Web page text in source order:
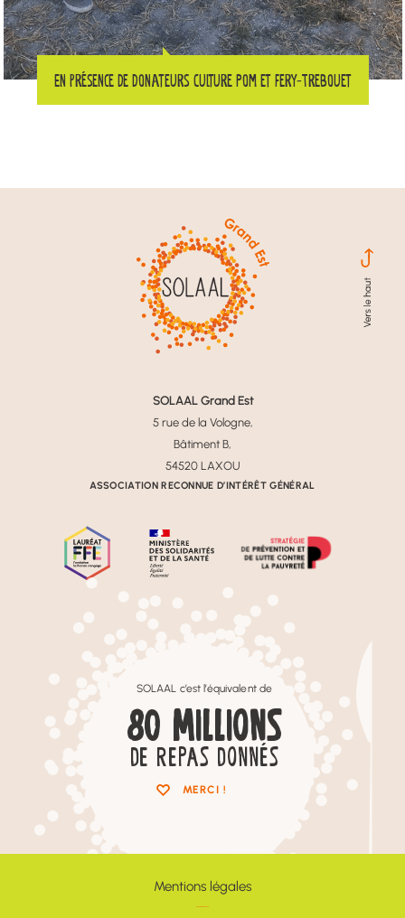
En présence de donateurs Culture Pom et Fery-Trebouet
SOLAAL c’est l’équivalent de
80 MILLIONS
DE REPAS DONNÉS
MERCI !
SOLAAL Grand Est
5 rue de la Vologne,
Bâtiment B,
54520 LAXOU
ASSOCIATION RECONNUE D’INTÉRÊT GÉNÉRAL
Mentions légales